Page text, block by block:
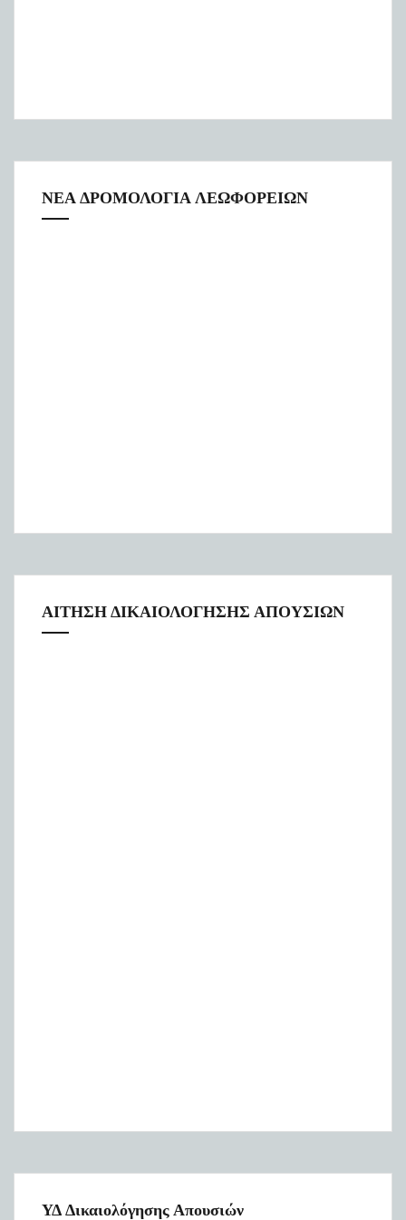
ΝΕΑ ΔΡΟΜΟΛΟΓΙΑ ΛΕΩΦΟΡΕΙΩΝ
ΑΙΤΗΣΗ ΔΙΚΑΙΟΛΟΓΗΣΗΣ ΑΠΟΥΣΙΩΝ
ΥΔ Δικαιολόγησης Απουσιών